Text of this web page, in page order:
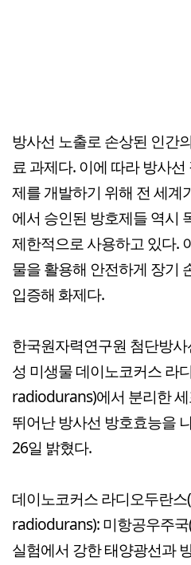
방사선 노출로 손상된 인간
료 과제다. 이에 따라 방사
제를 개발하기 위해 전 세계
에서 승인된 방호제들 역시
제한적으로 사용하고 있다.
물을 활용해 안전하게 장기
입증해 화제다.
한국원자력연구원 첨단방
성 미생물 데이노코커스 라
radiodurans)에서 분리한
뛰어난 방사선 방호효능을
26일 밝혔다.
데이노코커스 라디오두란
radiodurans): 미항공우주
실험에서 강한 태양광선과